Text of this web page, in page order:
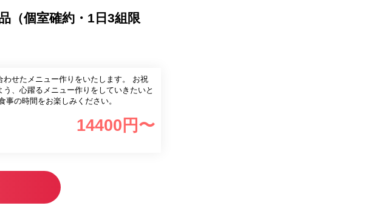
（個室確約・1日3組限
せたメニュー作りをいたします。 お祝
、心躍るメニュー作りをしていきたいと
の時間をお楽しみください。
14400 円〜